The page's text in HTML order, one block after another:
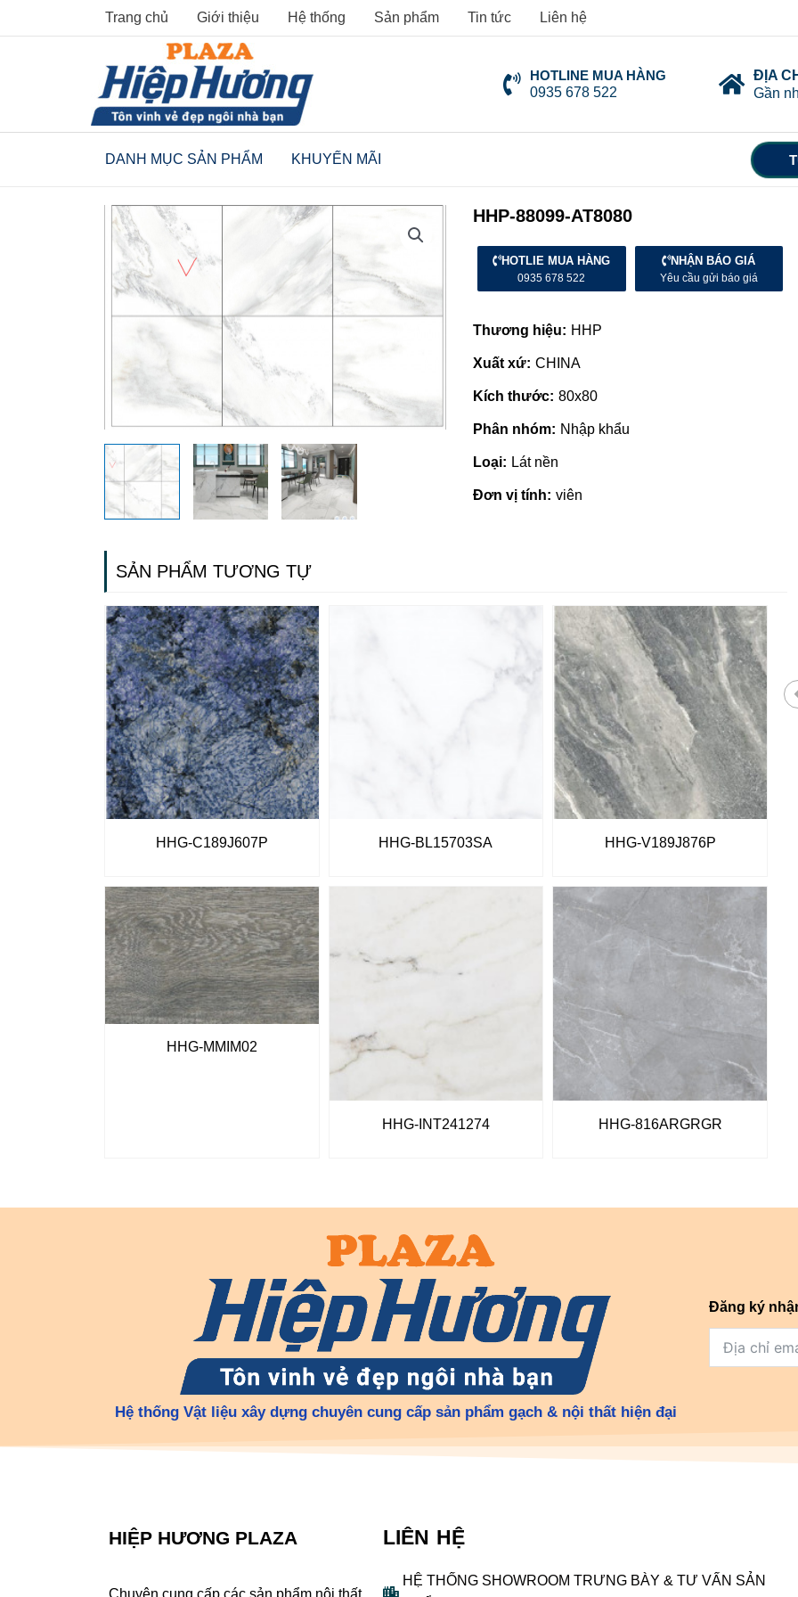
to
Trang chủ Giới thiệu Hệ thống Sản phẩm Tin tức Liên hệ
HOTLINE MUA HÀNG
0935 678 522
ĐỊA
Gần
DANH MỤC SẢN PHẨM KHUYẾN MÃI
HHP-88099-AT8080
HOTLIE MUA HÀNG
0935 678 522
NHẬN BÁO GIÁ
Yêu cầu gửi báo giá
Thương hiệu: HHP
Xuất xứ: CHINA
Kích thước: 80x80
Phân nhóm: Nhập khẩu
Loại: Lát nền
Đơn vị tính: viên
SẢN PHẨM TƯƠNG TỰ
HHG-C189J607P HHG-BL15703SA HHG-V189J876P
HHG-MMIM02
HHG-INT241274 HHG-816ARGRGR
Gạch ốp lát giá rẻ tại Quảng
Ngãi
Hệ thống Vật liệu xây dựng chuyên cung cấp sản phẩm gạch & nội thất hiện đại
Đăng ký
HIỆP HƯƠNG PLAZA
Chuyên cung cấp các sản phẩm nội thất
LIÊN HỆ
HỆ THỐNG SHOWROOM TRƯNG BÀY & TƯ VẤN SẢN